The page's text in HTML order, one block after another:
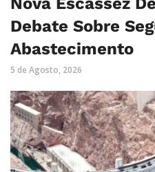
Debate Sobre
Abastecimento
5 de Agosto, 2026